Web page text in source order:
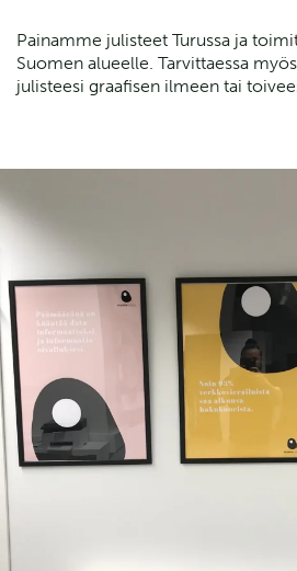
Painamme julisteet Turussa ja
Suomen alueelle. Tarvittaessa
julisteesi graafisen ilmeen tai